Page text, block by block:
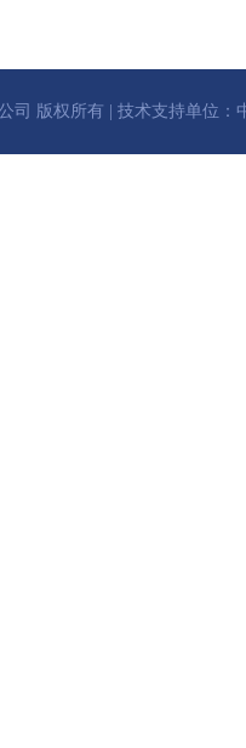
司 版权所有 | 技术支持单位：